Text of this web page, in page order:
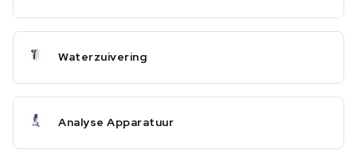
Waterzuivering
Analyse Apparatuur